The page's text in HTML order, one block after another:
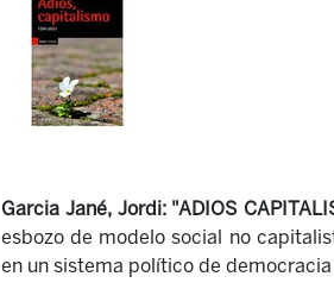
Garcia Jané, Jordi: "ADIOS
esbozo de modelo social no
en un sistema político de